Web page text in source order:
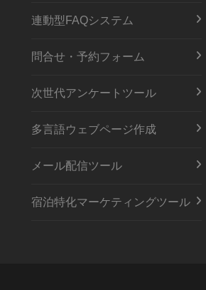
連動型FAQシステム
問合せ・予約フォーム
次世代アンケートツール
多言語ウェブページ作成
メール配信ツール
宿泊特化マーケティングツール